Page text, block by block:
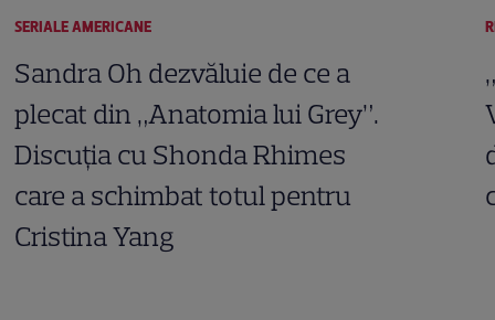
SERIALE AMERICANE
Sandra Oh dezvăluie de ce a
plecat din „Anatomia lui Grey”.
Discuția cu Shonda Rhimes
care a schimbat totul pentru
Cristina Yang